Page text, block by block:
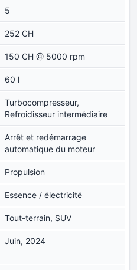
5
252 CH
150 CH @ 5000 rpm
60 l
Turbocompresseur,
Refroidisseur intermédiaire
Arrêt et redémarrage
automatique du moteur
Propulsion
Essence / électricité
Tout-terrain, SUV
Juin, 2024